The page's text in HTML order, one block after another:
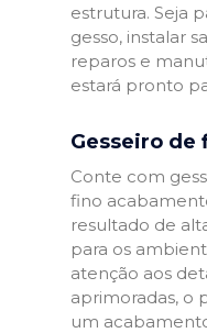
estrutura. Seja
gesso, instalar
reparos e
estará pronto
Gesseiro de
Conte com
fino
resultado de
para os
atenção aos
aprimoradas, o
um